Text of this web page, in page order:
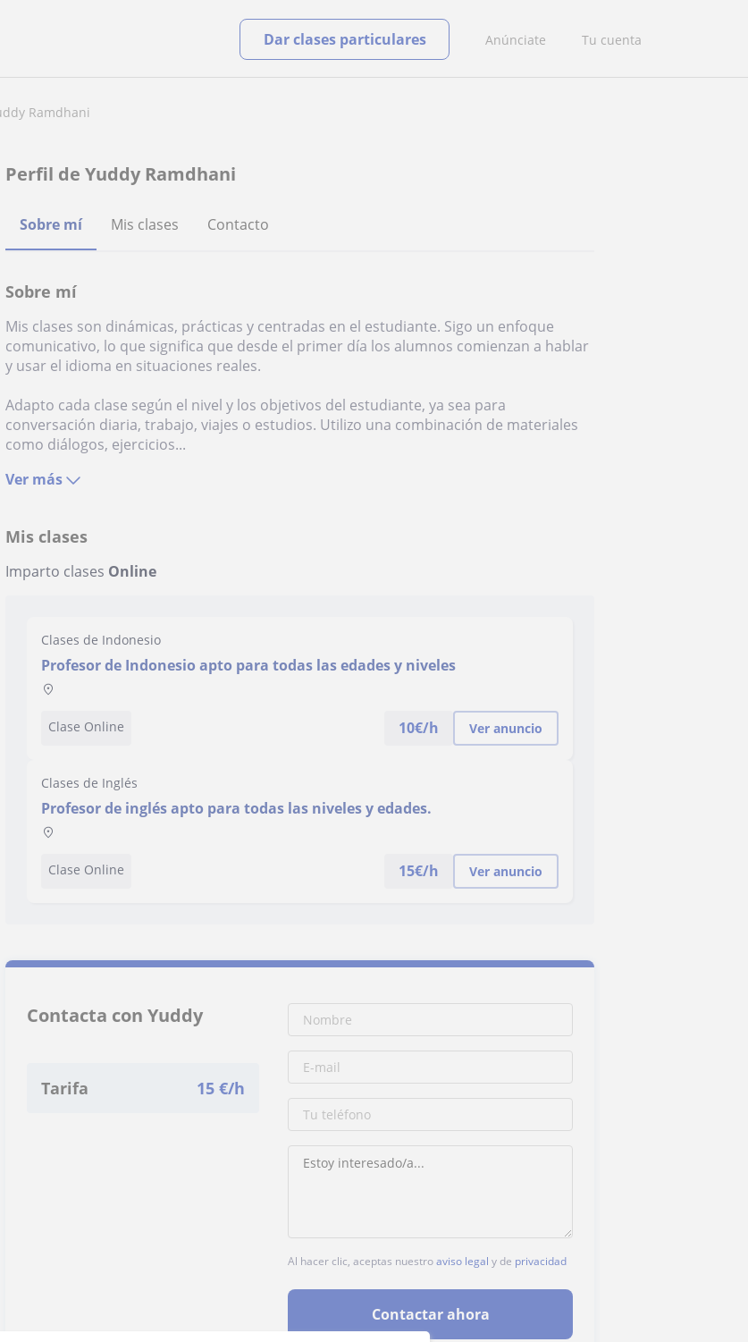
Anúnciate Tu cuenta
Dar clases particulares
Ramdhani
Perfil de Yuddy Ramdhani
Sobre mí Mis clases Contacto
Sobre mí
Mis clases son dinámicas, prácticas y centradas en el estudiante. Sigo un enfoque
comunicativo, lo que significa que desde el primer día los alumnos comienzan a hablar
y usar el idioma en situaciones reales.
Adapto cada clase según el nivel y los objetivos del estudiante, ya sea para
conversación diaria, trabajo, viajes o estudios. Utilizo una combinación de materiales
como diálogos, ejercicios...
Ver más
Mis clases
Imparto clases Online
Clases de Indonesio
Profesor de Indonesio apto para todas las edades y niveles
Clase Online 10€/h Ver anuncio
Clases de Inglés
Profesor de inglés apto para todas las niveles y edades.
Clase Online 15€/h Ver anuncio
Contacta con Yuddy
Tarifa 15 €/h
Al hacer clic, aceptas nuestroaviso legal y de privacidad
Contactar ahora